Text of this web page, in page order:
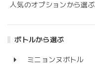
人気のオプションから選ぶ
ボトルから選ぶ
ミニョンヌボトル